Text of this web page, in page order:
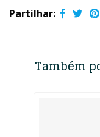
Partilhar:
Também